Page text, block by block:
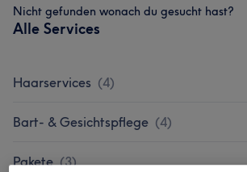
Nicht gefunden wonach du gesucht hast?
Alle Services
Haarservices (4)
Bart- & Gesichtspflege (4)
Pakete (3)